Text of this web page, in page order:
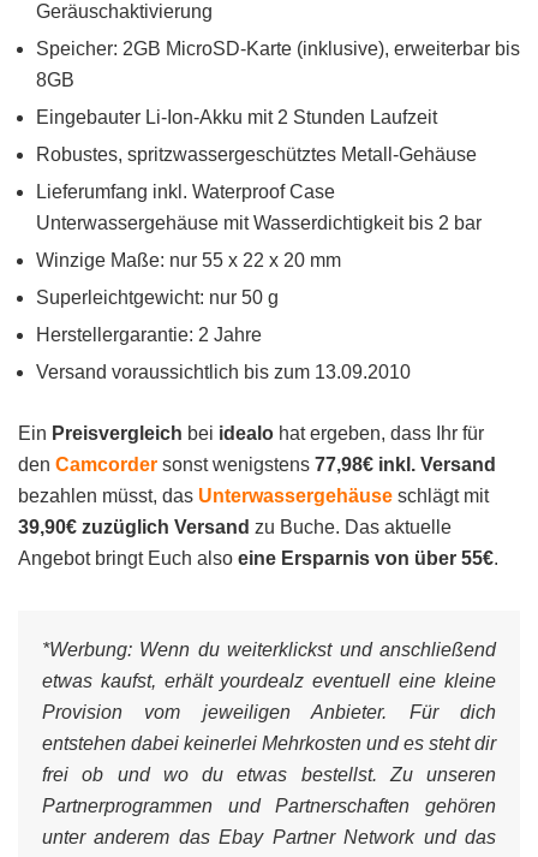
Geräuschaktivierung
Speicher: 2GB MicroSD-Karte (inklusive), erweiterbar bis
8GB
Eingebauter Li-Ion-Akku mit 2 Stunden Laufzeit
Robustes, spritzwassergeschütztes Metall-Gehäuse
Lieferumfang inkl. Waterproof Case
Unterwassergehäuse mit Wasserdichtigkeit bis 2 bar
Winzige Maße: nur 55 x 22 x 20 mm
Superleichtgewicht: nur 50 g
Herstellergarantie: 2 Jahre
Versand voraussichtlich bis zum 13.09.2010
Ein Preisvergleich bei idealo hat ergeben, dass Ihr für
den Camcorder sonst wenigstens 77,98€ inkl. Versand
bezahlen müsst, das Unterwassergehäuse schlägt mit
39,90€ zuzüglich Versand zu Buche. Das aktuelle
Angebot bringt Euch also eine Ersparnis von über 55€.
*Werbung: Wenn du weiterklickst und anschließend
etwas kaufst, erhält yourdealz eventuell eine kleine
Provision vom jeweiligen Anbieter. Für dich
entstehen dabei keinerlei Mehrkosten und es steht dir
frei ob und wo du etwas bestellst. Zu unseren
Partnerprogrammen und Partnerschaften gehören
unter anderem das Ebay Partner Network und das